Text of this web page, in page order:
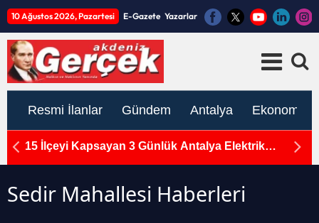
10 Ağustos 2026, Pazartesi E-Gazete Yazarlar
Resmi İlanlar Gündem Antalya Ekonomi
15 İlçeyi Kapsayan 3 Günlük Antalya Elektrik
Sedir Mahallesi Haberleri